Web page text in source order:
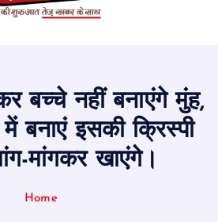
बच्चे नहीं बनाएंगे मुंह,
बनाएं इसकी क्रिस्पी
मांगकर खाएंगे।
Home